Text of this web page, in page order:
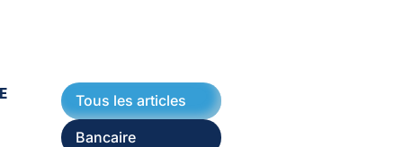
Tous les articles
Bancaire